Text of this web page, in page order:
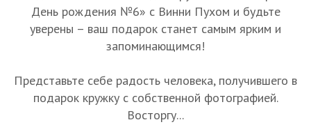
День рождения №6» с Винни Пухом и будьте
уверены – ваш подарок станет самым ярким и
запоминающимся!
Представьте себе радость человека, получившего в
подарок кружку с собственной фотографией.
Восторгу...